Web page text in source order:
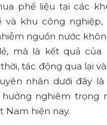
phế liệu tại các
và khu công nghiệp,
nguồn nước
mà là kết quả của
tác động qua lại
nhân dưới đây
nghiêm trọng
Nam hiện nay.